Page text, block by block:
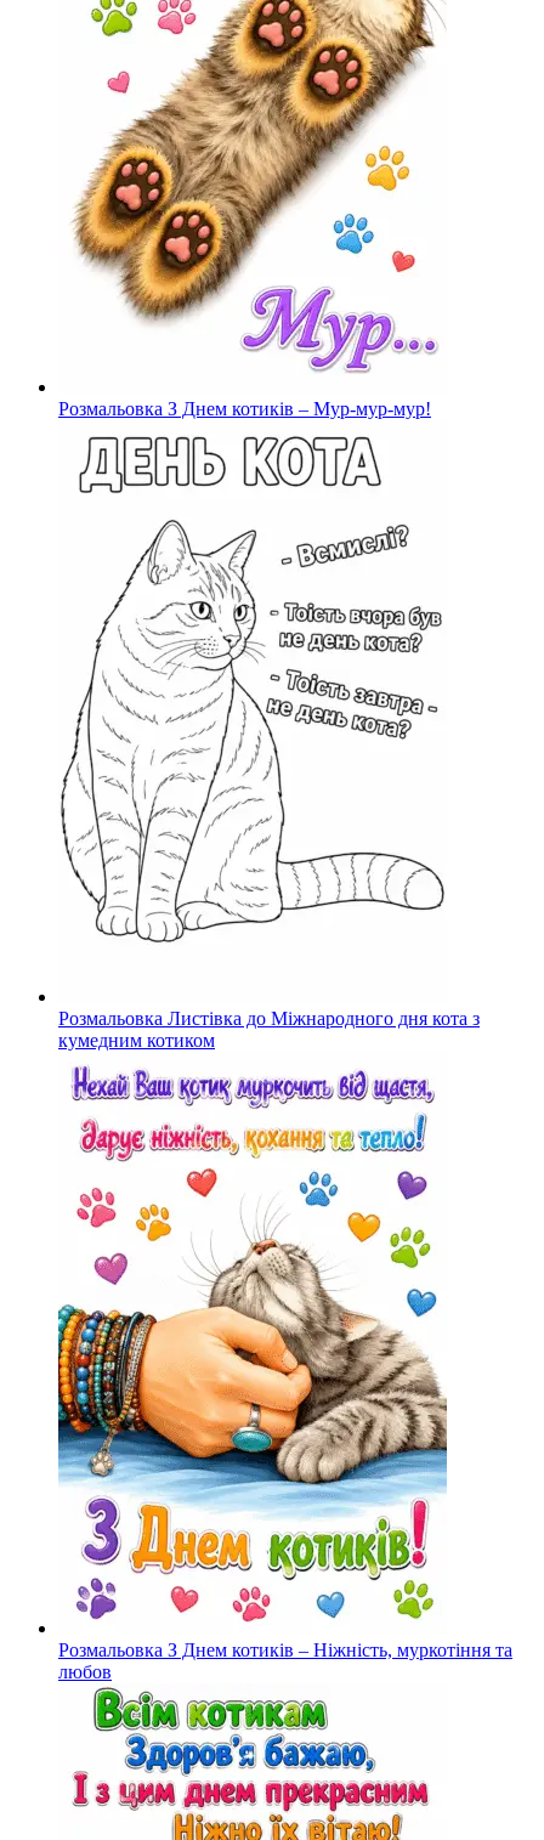
Розмальовка З Днем котиків – Мур-мур-мур!
Розмальовка Листівка до Міжнародного дня кота з
кумедним котиком
Розмальовка З Днем котиків – Ніжність, муркотіння та
любов